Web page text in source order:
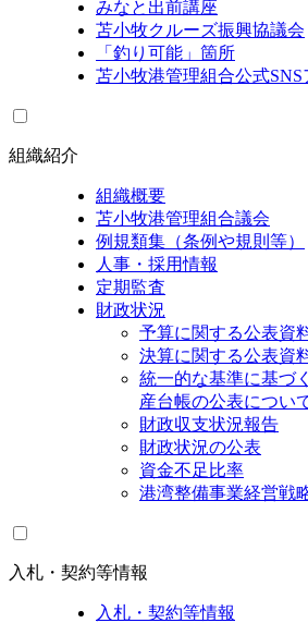
みなと出前講座
苫小牧クルーズ振興協議会
「釣り可能」箇所
苫小牧港管理組合公式SNS
組織紹介
組織概要
苫小牧港管理組合議会
例規類集（条例や規則等）
人事・採用情報
定期監査
財政状況
予算に関する公表資
決算に関する公表資
統一的な基準に基づ
産台帳の公表につい
財政収支状況報告
財政状況の公表
資金不足比率
港湾整備事業経営戦
入札・契約等情報
入札・契約等情報